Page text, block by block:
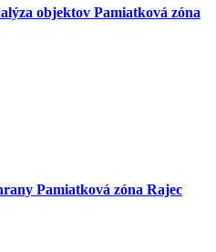
objektov Pamiatková zóna
Pamiatková zóna Rajec